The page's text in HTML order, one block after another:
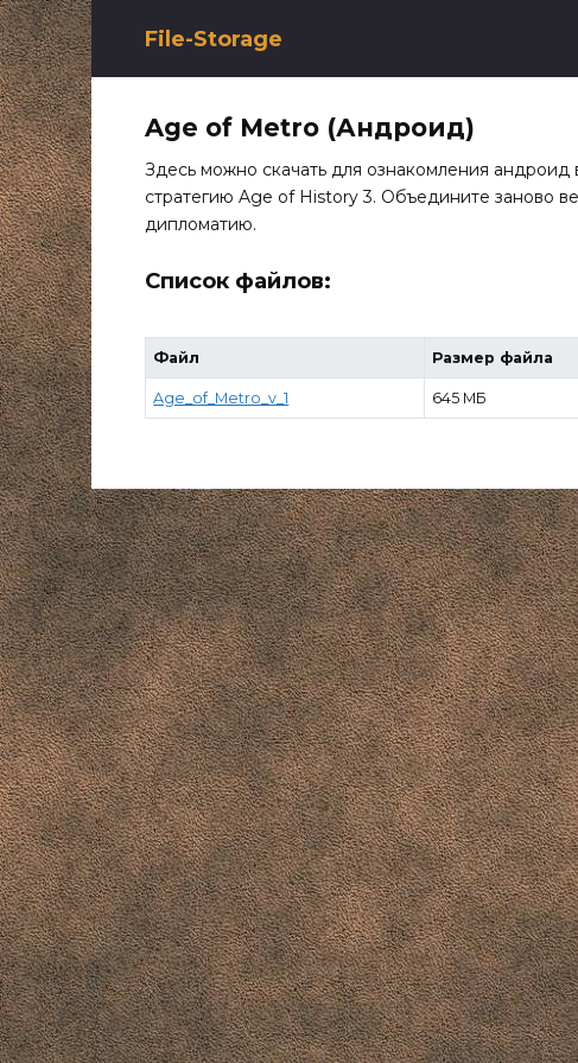
Перейти
к
содержанию
File-Storage
Age of Metro (Андроид)
Здесь можно скачать для ознакомления
стратегию Age of History 3. Объедините заново
дипломатию.
Список файлов:
Файл Размер файла
Age_of_Metro_v_1 645 МБ